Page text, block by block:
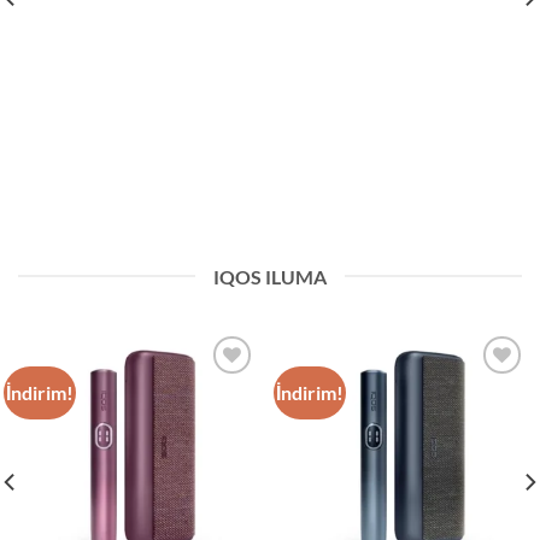
IQOS ILUMA
İndirim! İndirim!